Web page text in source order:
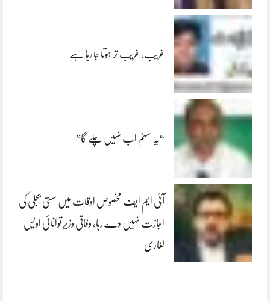
غریب، غریب تر ہوتا جا رہا ہے
“یہ سسٹم اب نہیں چلے گا”
آئی ایم ایف مخصوص اوقات میں سستی بجلی کی
اجازت نہیں دے رہا، وفاقی وزیر توانائی اویس
لغاری